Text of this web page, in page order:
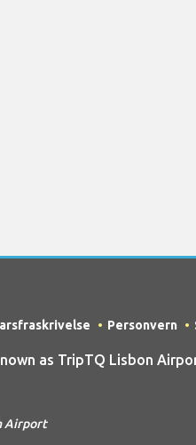
Personvern
as TripTQ Lisbon
Airport